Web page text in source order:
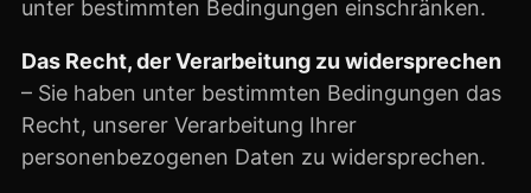
unter bestimmten Bedingungen einschränken.
Das Recht, der Verarbeitung zu widersprechen
– Sie haben unter bestimmten Bedingungen das
Recht, unserer Verarbeitung Ihrer
personenbezogenen Daten zu widersprechen.